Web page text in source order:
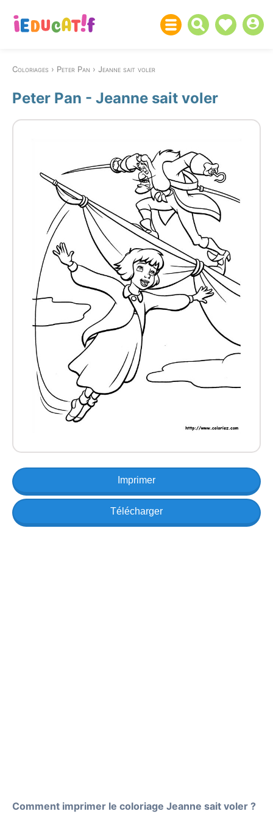
Coloriages Peter Pan Jeanne sait voler
Peter Pan - Jeanne sait voler
Imprimer
Télécharger
Comment imprimer le coloriage Jeanne sait voler ?